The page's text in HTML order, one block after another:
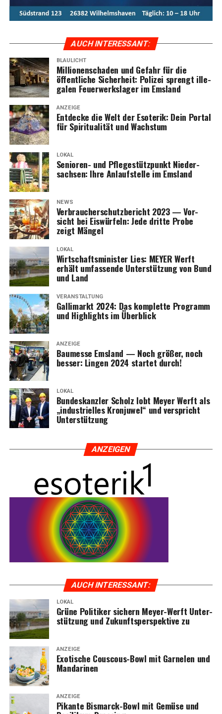
AUCH INTER­ES­SANT:
BLAULICHT
Mil­lio­nen­scha­den und Gefahr für die
öffent­li­che Sicher­heit: Poli­zei sprengt ille­
ga­len Feu­er­werks­la­ger im Emsland
ANZEIGE
Ent­de­cke die Welt der Eso­te­rik: Dein Por­tal
für Spi­ri­tua­li­tät und Wachstum
LOKAL
Senio­ren- und Pfle­ge­stütz­punkt Nie­der­
sach­sen: Ihre Anlauf­stel­le im Emsland
NEWS
Ver­brau­cher­schutz­be­richt 2023 — Vor­
sicht bei Eis­wür­feln: Jede drit­te Pro­be
zeigt Mängel
LOKAL
Wirt­schafts­mi­nis­ter Lies: MEYER Werft
erhält umfas­sen­de Unter­stüt­zung von Bund
und Land
VERANSTALTUNG
Gal­li­markt 2024: Das kom­plet­te Pro­gramm
und High­lights im Überblick
ANZEIGE
Bau­mes­se Ems­land — Noch grö­ßer, noch
bes­ser: Lin­gen 2024 star­tet durch!
LOKAL
Bun­des­kanz­ler Scholz lobt Mey­er Werft als
„indus­tri­el­les Kron­ju­wel“ und ver­spricht
Unterstützung
ANZEI­GEN
AUCH INTER­ES­SANT:
LOKAL
Grü­ne Poli­ti­ker sichern Mey­er-Werft Unter­
stüt­zung und Zukunfts­per­spek­ti­ve zu
ANZEIGE
Exo­ti­sche Cous­cous-Bowl mit Gar­ne­len und
Mandarinen
ANZEIGE
Pikan­te Bis­marck-Bowl mit Gemü­se und